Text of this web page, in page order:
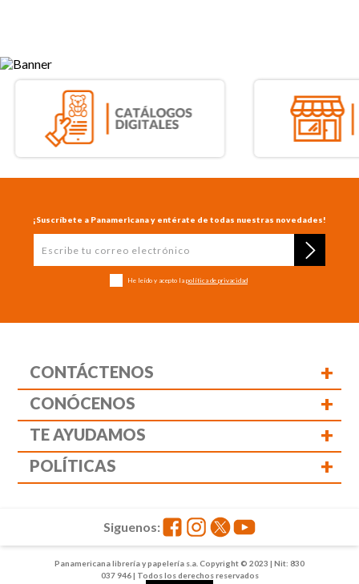
¡Suscríbete a Panamericana y entérate de todas nuestras novedades!
He leído y acepto la política de privacidad
CONTÁCTENOS +
CONÓCENOS +
TE AYUDAMOS +
POLÍTICAS +
Panamericana librería y papelería s.a. Copyright © 2023 | Nit: 830
037 946 | Todos los derechos reservados
Siguenos: